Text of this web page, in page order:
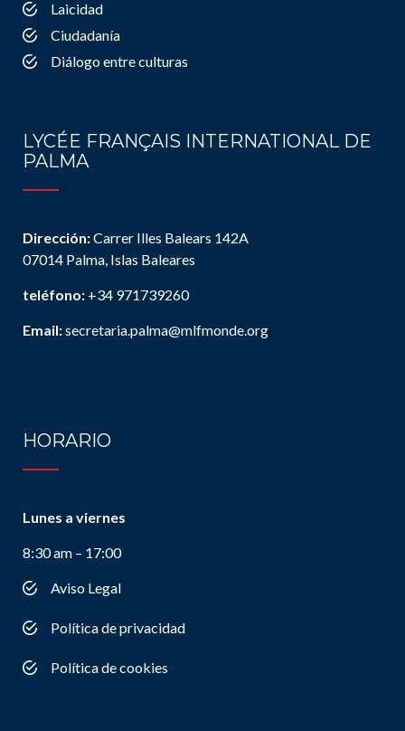
Laicidad
Ciudadanía
Diálogo entre culturas
LYCÉE FRANÇAIS INTERNATIONAL DE
PALMA
Dirección:Carrer Illes Balears 142A
07014 Palma, Islas Baleares
teléfono: +34 971739260
Email:secretaria.palma@mlfmonde.org
HORARIO
Lunes a viernes
8:30 am – 17:00
Aviso Legal
Política de privacidad
Política de cookies